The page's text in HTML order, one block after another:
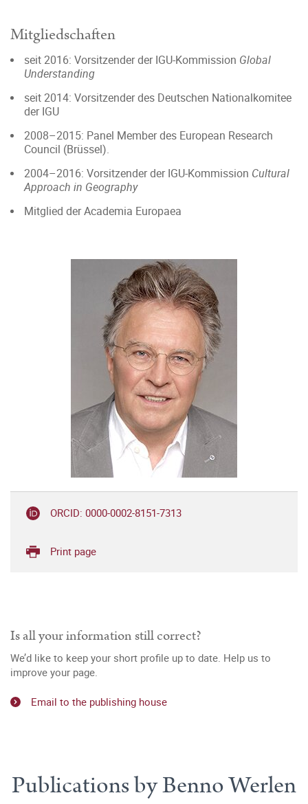
Mitgliedschaften
seit 2016: Vorsitzender der IGU-Kommission Global
Understanding
seit 2014: Vorsitzender des Deutschen Nationalkomitee
der IGU
2008–2015: Panel Member des European Research
Council (Brüssel).
2004–2016: Vorsitzender der IGU-Kommission Cultural
Approach in Geography
Mitglied der Academia Europaea
ORCID: 0000-0002-8151-7313
Print page
Is all your information still correct?
We’d like to keep your short profile up to date. Help us to
improve your page.
Email to the publishing house
Publications by Benno Werlen